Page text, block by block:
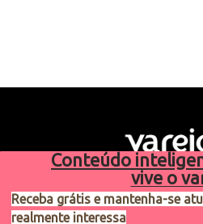
Conteúdo
vive o
Receba grátis e mantenha-se
realmente interessa